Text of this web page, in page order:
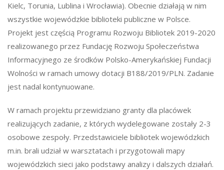
Kielc, Torunia, Lublina i Wrocławia). Obecnie działają w nim
wszystkie wojewódzkie biblioteki publiczne w Polsce.
Projekt jest częścią Programu Rozwoju Bibliotek 2019-2020
realizowanego przez Fundację Rozwoju Społeczeństwa
Informacyjnego ze środków Polsko-Amerykańskiej Fundacji
Wolności w ramach umowy dotacji B188/2019/PLN. Zadanie
jest nadal kontynuowane.
W ramach projektu przewidziano granty dla placówek
realizujących zadanie, z których wydelegowane zostały 2-3
osobowe zespoły. Przedstawiciele bibliotek wojewódzkich
m.in. brali udział w warsztatach i przygotowali mapy
wojewódzkich sieci jako podstawy analizy i dalszych działań.